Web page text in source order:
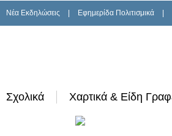
Νέα Εκδηλώσεις Εφημερίδα Πολιτισμικά
Σχολικά Χαρτικά & Είδη